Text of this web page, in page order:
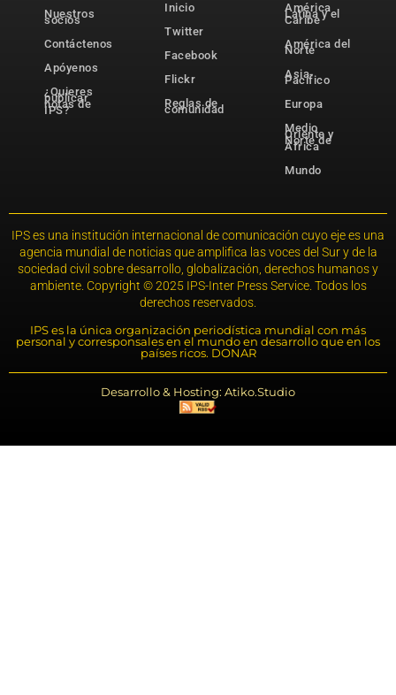
Nuestros
socios
Contáctenos
Apóyenos
¿Quieres
publicar
notas de
IPS?
Inicio
Twitter
Facebook
Flickr
Reglas de
comunidad
América
Latina y el
Caribe
América del
Norte
Asia-
Pacífico
Europa
Medio
Oriente y
Norte de
África
Mundo
IPS es una institución internacional de comunicación cuyo eje es una
agencia mundial de noticias que amplifica las voces del Sur y de la
sociedad civil sobre desarrollo, globalización, derechos humanos y
ambiente. Copyright © 2025 IPS-Inter Press Service. Todos los
derechos reservados.
IPS es la única organización periodística mundial con más
personal y corresponsales en el mundo en desarrollo que en los
países ricos. DONAR
Desarrollo & Hosting: Atiko.Studio